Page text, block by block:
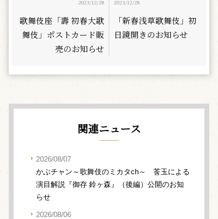
2023/12/28
歌舞伎座「壽 初春大歌
舞伎」ポストカード販
売のお知らせ
2023/12/28
「新春浅草歌舞伎」初
日鏡開きのお知らせ
関連ニュース
2026/08/07
かぶチャン～歌舞伎のミカタch～ 莟玉による
演目解説『御存 鈴ヶ森』（後編）公開のお知
らせ
2026/08/06